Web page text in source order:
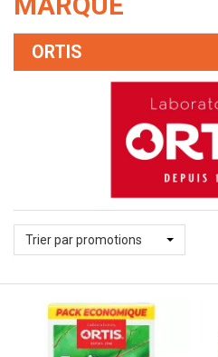
ORTIS
Trier par promotions